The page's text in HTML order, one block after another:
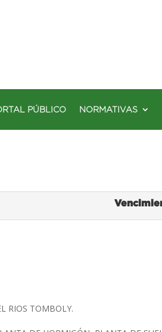
PÚBLICO NORMATIVAS
RIOS TOMBOLY.